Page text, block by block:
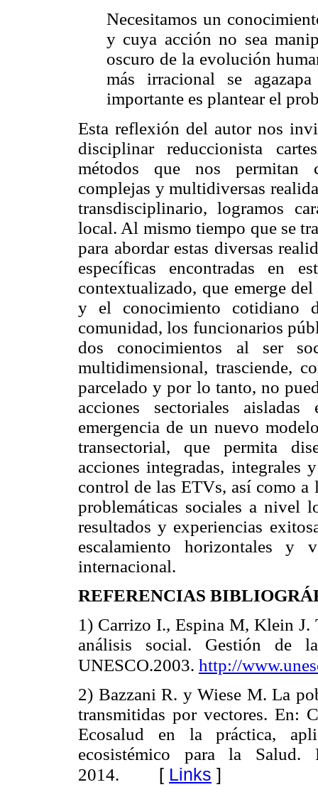
Necesitamos un
y cuya acción no sea
oscuro de la evolución
más irracional se
importante es plantear el
Esta reflexión del autor nos
disciplinar reduccionista
métodos que nos permitan
complejas y multidiversas
transdisciplinario, logramos
local. Al mismo tiempo que se
para abordar estas diversas
específicas encontradas en
contextualizado, que emerge
y el conocimiento cotidiano
comunidad, los funcionarios
dos conocimientos al ser
multidimensional, trasciende,
parcelado y por lo tanto, no
acciones sectoriales
emergencia de un nuevo
transectorial, que permita
acciones integradas,
control de las ETVs, así como
problemáticas sociales a nivel
resultados y experiencias
escalamiento horizontales y
internacional.
REFERENCIAS
1) Carrizo I., Espina M, Klein J.
análisis social. Gestión de
UNESCO.2003. http://
2) Bazzani R. y Wiese M. La
transmitidas por vectores. En:
Ecosalud en la práctica,
ecosistémico para la
2014. [ Links ]